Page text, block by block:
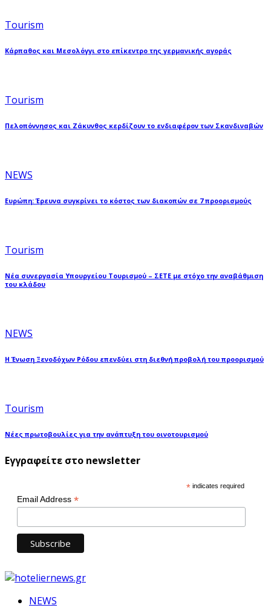
Tourism
Κάρπαθος και Μεσολόγγι στο επίκεντρο της γερμανικής αγοράς
Tourism
Πελοπόννησος και Ζάκυνθος κερδίζουν το ενδιαφέρον των Σκανδιναβών
NEWS
Ευρώπη: Έρευνα συγκρίνει το κόστος των διακοπών σε 7 προορισμούς
Tourism
Νέα συνεργασία Υπουργείου Τουρισμού – ΣΕΤΕ με στόχο την αναβάθμιση
του κλάδου
NEWS
Η Ένωση Ξενοδόχων Ρόδου επενδύει στη διεθνή προβολή του προορισμού
Tourism
Νέες πρωτοβουλίες για την ανάπτυξη του οινοτουρισμού
Εγγραφείτε στο newsletter
* indicates required
Email Address *
NEWS